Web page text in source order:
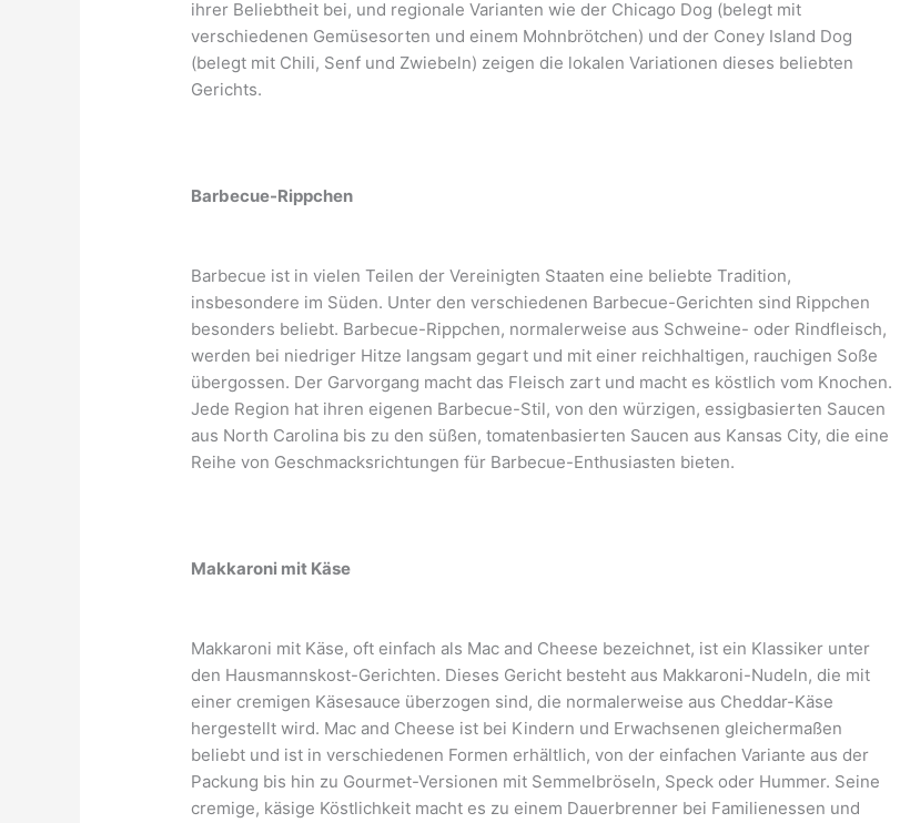
ihrer Beliebtheit bei, und regionale Varianten wie der Chicago Dog (belegt mit
verschiedenen Gemüsesorten und einem Mohnbrötchen) und der Coney Island Dog
(belegt mit Chili, Senf und Zwiebeln) zeigen die lokalen Variationen dieses beliebten
Gerichts.
Barbecue-Rippchen
Barbecue ist in vielen Teilen der Vereinigten Staaten eine beliebte Tradition,
insbesondere im Süden. Unter den verschiedenen Barbecue-Gerichten sind Rippchen
besonders beliebt. Barbecue-Rippchen, normalerweise aus Schweine- oder Rindfleisch,
werden bei niedriger Hitze langsam gegart und mit einer reichhaltigen, rauchigen Soße
übergossen. Der Garvorgang macht das Fleisch zart und macht es köstlich vom Knochen.
Jede Region hat ihren eigenen Barbecue-Stil, von den würzigen, essigbasierten Saucen
aus North Carolina bis zu den süßen, tomatenbasierten Saucen aus Kansas City, die eine
Reihe von Geschmacksrichtungen für Barbecue-Enthusiasten bieten.
Makkaroni mit Käse
Makkaroni mit Käse, oft einfach als Mac and Cheese bezeichnet, ist ein Klassiker unter
den Hausmannskost-Gerichten. Dieses Gericht besteht aus Makkaroni-Nudeln, die mit
einer cremigen Käsesauce überzogen sind, die normalerweise aus Cheddar-Käse
hergestellt wird. Mac and Cheese ist bei Kindern und Erwachsenen gleichermaßen
beliebt und ist in verschiedenen Formen erhältlich, von der einfachen Variante aus der
Packung bis hin zu Gourmet-Versionen mit Semmelbröseln, Speck oder Hummer. Seine
cremige, käsige Köstlichkeit macht es zu einem Dauerbrenner bei Familienessen und